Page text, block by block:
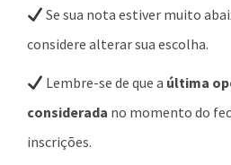
Se sua nota estiver muito
considere alterar sua escolha.
Lembre-se de que a última
considerada no momento do
inscrições.